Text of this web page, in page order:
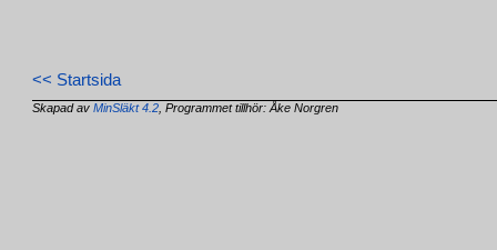
<< Startsida
Skapad avMinSläkt 4.2 , Programmet tillhör: Åke Norgren